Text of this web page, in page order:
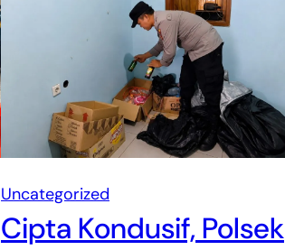
Uncategorized
Cipta Kondusif, Polsek